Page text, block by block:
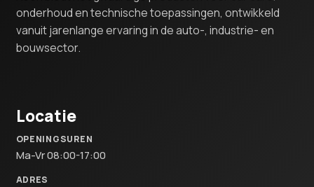
onderhoud en technische toepassingen, ontwikkeld
vanuit jarenlange ervaring in de auto-, industrie- en
bouwsector.
Locatie
OPENINGSUREN
Ma-Vr 08:00-17:00
ADRES